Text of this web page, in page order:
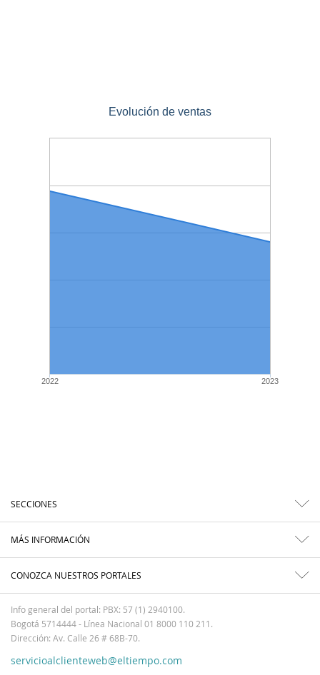
Evolución de ventas
2022 2023
SECCIONES
MÁS INFORMACIÓN
CONOZCA NUESTROS PORTALES
Info general del portal: PBX: 57 (1) 2940100.
Bogotá 5714444 - Línea Nacional 01 8000 110 211.
Dirección: Av. Calle 26 # 68B-70.
servicioalclienteweb@eltiempo.com